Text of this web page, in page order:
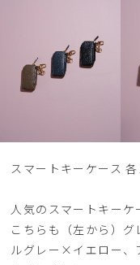
スマートキーケース 各
人気のスマートキーケ
こちらも（左から）
ルグレー×イエロー、